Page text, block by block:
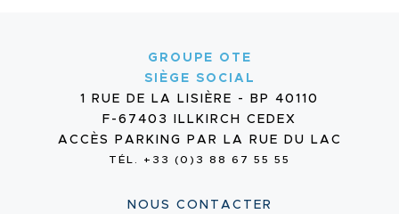
GROUPE OTE
SIÈGE SOCIAL
1 RUE DE LA LISIÈRE - BP 40110
F-67403 ILLKIRCH CEDEX
ACCÈS PARKING PAR LA RUE DU LAC
TÉL. +33 (0)3 88 67 55 55
NOUS CONTACTER